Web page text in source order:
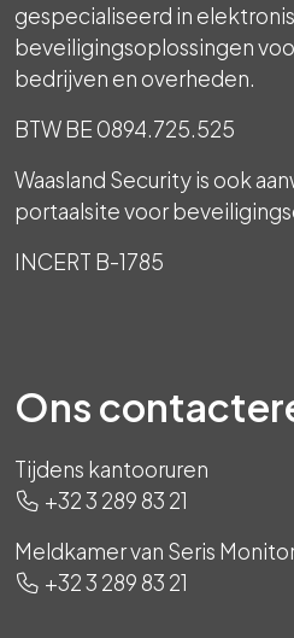
gespecialiseerd in
beveiligingsoplossingen
bedrijven en overheden.
BTW BE 0894.725.525
Waasland Security is ook
portaalsite voor
INCERT B-1785
Ons
Tijdens kantooruren
+32 3 289 83 21
Meldkamer van Seris
+32 3 289 83 21